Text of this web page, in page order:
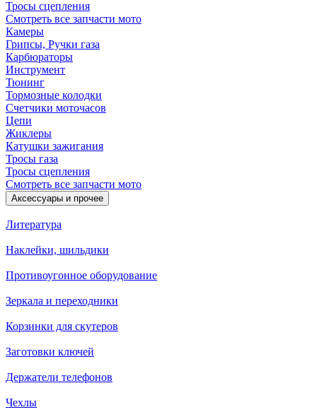
Тросы сцепления
Смотреть все запчасти мото
Камеры
Грипсы, Ручки газа
Карбюраторы
Инструмент
Тюнинг
Тормозные колодки
Счетчики моточасов
Цепи
Жиклеры
Катушки зажигания
Тросы газа
Тросы сцепления
Смотреть все запчасти мото
Аксессуары и прочее
Литература
Наклейки, шильдики
Противоугонное оборудование
Зеркала и переходники
Корзинки для скутеров
Заготовки ключей
Держатели телефонов
Чехлы